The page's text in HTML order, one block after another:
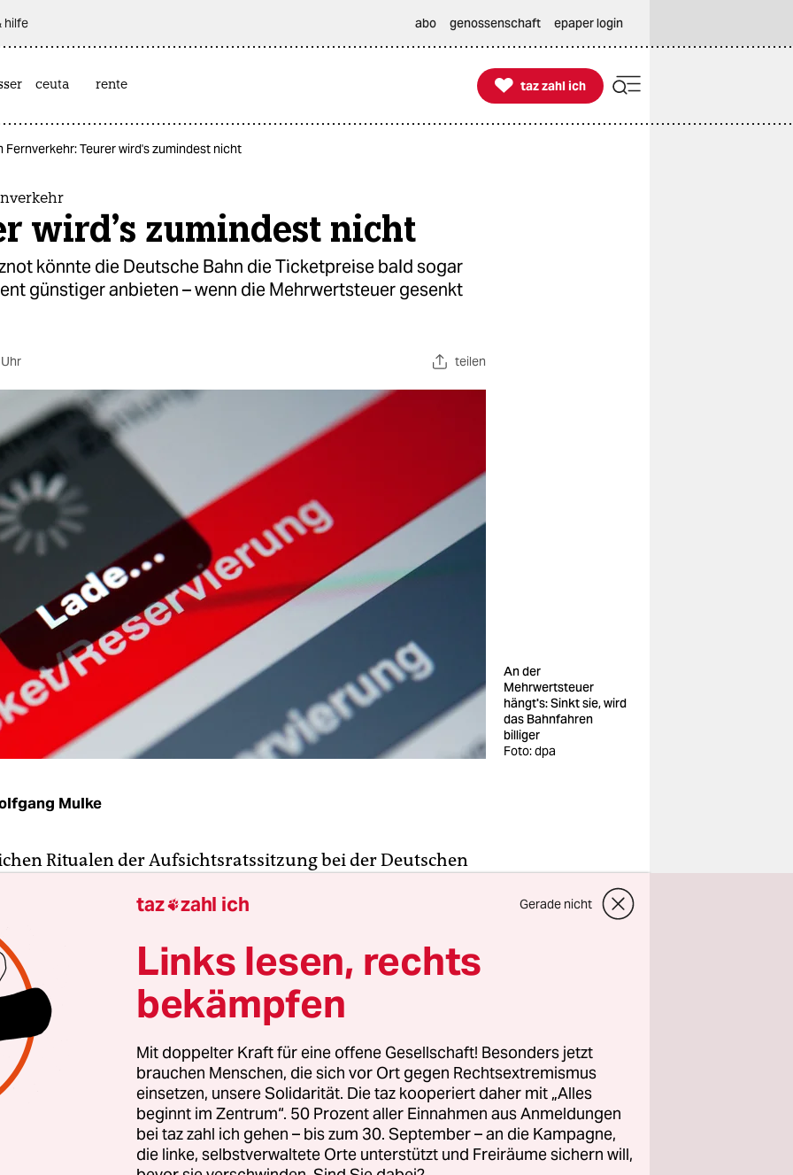
hilfe abo genossenschaft epaper login
ceuta rente 
taz zahl ich
taz zahl ich
Fernverkehr: Teurer wird's zumindest nicht
wird's zumindest nicht
könnte die Deutsche Bahn die Ticketpreise bald sogar
günstiger anbieten – wenn die Mehrwertsteuer gesenkt
teilen
An der
Mehrwertsteuer
hängt's: Sinkt sie, wird
das Bahnfahren
billiger
Foto: dpa
Mulke
Ritualen der Aufsichtsratssitzung bei der Deutschen
Diesmal entfällt dieser Tagesordnungspunkt. Der
die Preise im Fernverkehr nicht erhöhen. Im Gegenteil.
sogar um 10 Prozent sinken, wenn der Gesetzgeber
die Mehrwertsteuer für lange Fahrten von derzeit 19
7 Prozent absenkt. Davon geht der Konzern aus, nachdem
Vorschlag in den Reigen der Maßnahmen für den
aufgenommen hat, die am Freitag beschlossen werden
taz zahl ich Gerade nicht
Links lesen, rechts
bekämpfen
Mit doppelter Kraft für eine offene Gesellschaft! Besonders jetzt
brauchen Menschen, die sich vor Ort gegen Rechtsextremismus
einsetzen, unsere Solidarität. Die taz kooperiert daher mit „Alles
beginnt im Zentrum“. 50 Prozent aller Einnahmen aus Anmeldungen
bei taz zahl ich gehen – bis zum 30. September – an die Kampagne,
die linke, selbstverwaltete Orte unterstützt und Freiräume sichern will,